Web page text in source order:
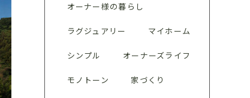
オーナー様の暮らし
ラグジュアリー マイホーム
シンプル オーナーズライフ
モノトーン 家づくり